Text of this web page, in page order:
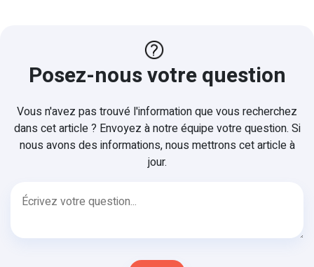
Posez-nous votre question
Vous n'avez pas trouvé l'information que vous recherchez
dans cet article ? Envoyez à notre équipe votre question. Si
nous avons des informations, nous mettrons cet article à
jour.